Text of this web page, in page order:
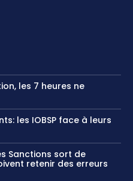
les 7 heures ne
les IOBSP face à leurs
Sanctions sort de
retenir des erreurs